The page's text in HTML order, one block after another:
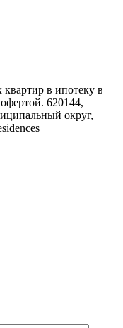
в ипотеку в
620144,
округ,